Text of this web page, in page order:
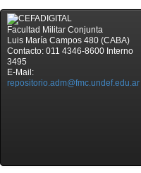
Facultad Militar Conjunta
Luis María Campos 480 (CABA)
Contacto: 011 4346-8600 Interno
3495
E-Mail:
repositorio.adm@fmc.undef.edu.ar